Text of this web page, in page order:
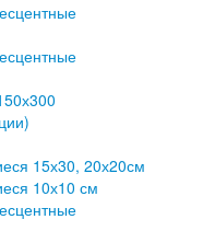
15х30, 20х20см
10х10 см